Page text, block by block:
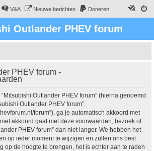
V&A Nieuwe berichten Doneren
Outlander PHEV forum
PHEV forum -
Outlander PHEV forum” (hierna genoemd
Outlander PHEV forum”,
forum”), ga je automatisch akkoord met
akkoord gaat met deze voorwaarden, bezoek of
PHEV forum” dan niet langer. We hebben het
op ieder moment te wijzigen en zullen ons best
op de hoogte te brengen, het is echter aan te raden